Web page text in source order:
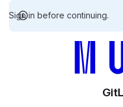
Sign in before continuing.